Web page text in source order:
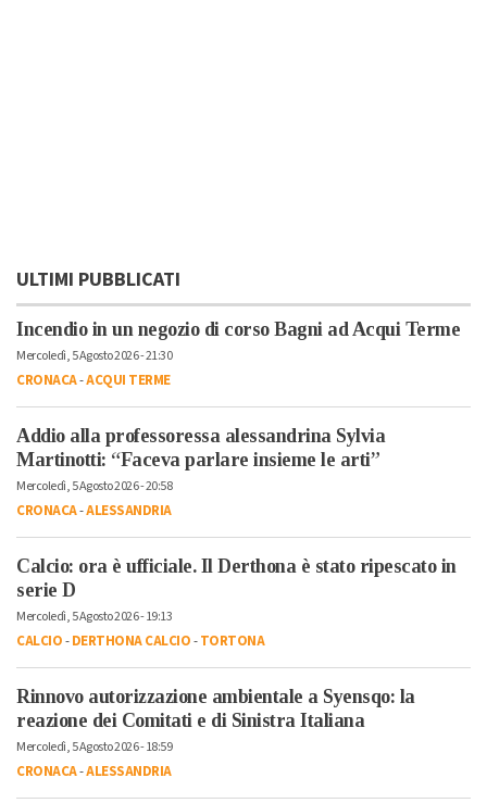
ULTIMI PUBBLICATI
Incendio in un negozio di corso Bagni ad Acqui Terme
Mercoledì, 5 Agosto 2026 - 21:30
CRONACA-ACQUI TERME
Addio alla professoressa alessandrina Sylvia
Martinotti: “Faceva parlare insieme le arti”
Mercoledì, 5 Agosto 2026 - 20:58
CRONACA-ALESSANDRIA
Calcio: ora è ufficiale. Il Derthona è stato ripescato in
serie D
Mercoledì, 5 Agosto 2026 - 19:13
CALCIO-DERTHONA CALCIO-TORTONA
Rinnovo autorizzazione ambientale a Syensqo: la
reazione dei Comitati e di Sinistra Italiana
Mercoledì, 5 Agosto 2026 - 18:59
CRONACA-ALESSANDRIA